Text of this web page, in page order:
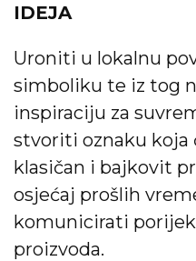
IDEJA
Uroniti u lokalnu
simboliku te iz tog
inspiraciju za
stvoriti oznaku
klasičan i bajkovit
osjećaj prošlih
komunicirati
proizvoda.